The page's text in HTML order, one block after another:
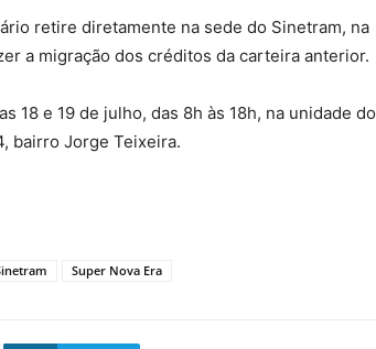
retire diretamente na sede do Sinetram, na
a migração dos créditos da carteira anterior.
18 e 19 de julho, das 8h às 18h, na unidade do
bairro Jorge Teixeira.
Super Nova Era